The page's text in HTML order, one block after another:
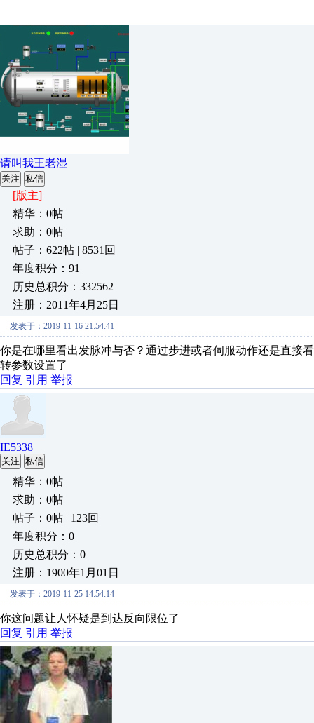
请叫我王老湿
关注 私信
[版主]
精华：0帖
求助：0帖
帖子：622帖 | 8531回
年度积分：91
历史总积分：332562
注册：2011年4月25日
发表于：2019-11-16 21:54:41
你是在哪里看出发脉冲与否？通过步进或者伺服动作还是直接
转参数设置了
回复 引用 举报
IE5338
关注 私信
精华：0帖
求助：0帖
帖子：0帖 | 123回
年度积分：0
历史总积分：0
注册：1900年1月01日
发表于：2019-11-25 14:54:14
你这问题让人怀疑是到达反向限位了
回复 引用 举报